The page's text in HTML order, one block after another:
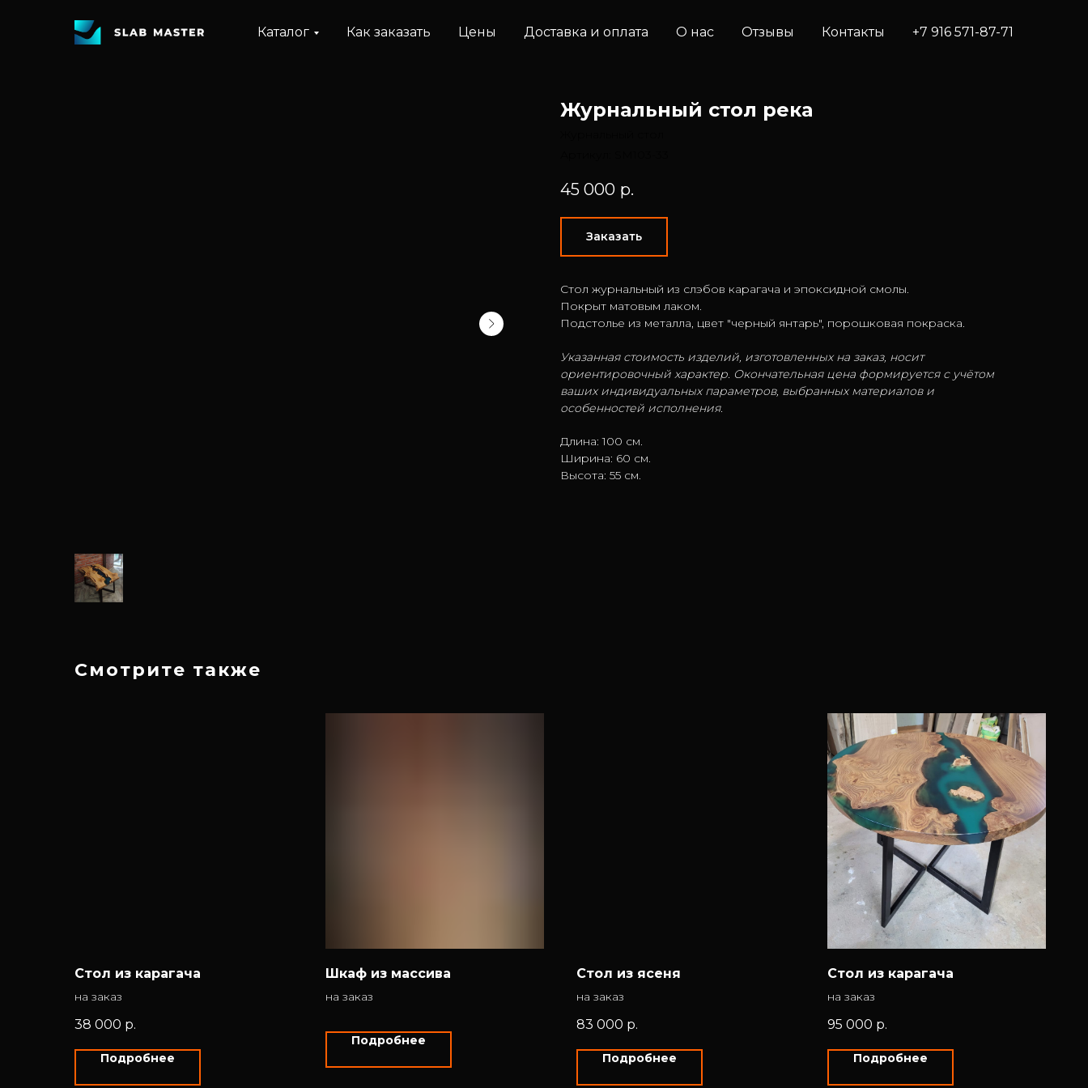
Каталог Как заказать Цены Доставка и оплата О нас Отзывы Контакты +7 916 571-87-71
Журнальный стол река
45 000 р.
Заказать
Стол журнальный из слэбов карагача и эпоксидной смолы.
Покрыт матовым лаком.
Подстолье из металла, цвет "черный янтарь", порошковая покраска.
Указанная стоимость изделий, изготовленных на заказ, носит
ориентировочный характер. Окончательная цена формируется с учётом
ваших индивидуальных параметров, выбранных материалов и
особенностей исполнения.
Длина: 100 см.
Ширина: 60 см.
Высота: 55 см.
Смотрите также
Стол из карагача
на заказ
38 000 р.
Подробнее
Шкаф из массива
на заказ
Подробнее
Стол из ясеня
на заказ
83 000 р.
Подробнее
Стол из карагача
на заказ
95 000 р.
Подробнее